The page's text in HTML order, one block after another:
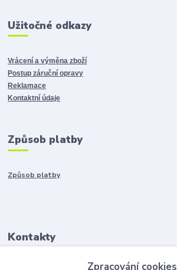
Užitočné odkazy
Vrácení a výměna zboží
Postup záruční opravy
Reklamace
Kontaktní údaje
Způsob platby
Způsob platby
Kontakty
Zpracování cookies